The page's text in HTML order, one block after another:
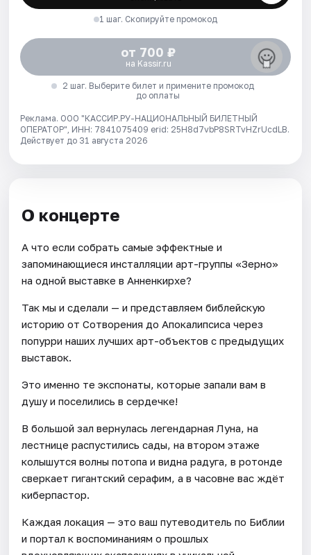
1 шаг. Скопируйте промокод
от 700 ₽
на Kassir.ru
2 шаг. Выберите билет и примените промокод
до оплаты
Реклама. ООО "КАССИР.РУ-НАЦИОНАЛЬНЫЙ БИЛЕТНЫЙ
ОПЕРАТОР", ИНН: 7841075409 erid: 25H8d7vbP8SRTvHZrUcdLB.
Действует до 31 августа 2026
О концерте
А что если собрать самые эффектные и
запоминающиеся инсталляции арт-группы «Зерно»
на одной выставке в Анненкирхе?
Так мы и сделали — и представляем библейскую
историю от Сотворения до Апокалипсиса через
попурри наших лучших арт-объектов с предыдущих
выставок.
Это именно те экспонаты, которые запали вам в
душу и поселились в сердечке!
В большой зал вернулась легендарная Луна, на
лестнице распустились сады, на втором этаже
колышутся волны потопа и видна радуга, в ротонде
сверкает гигантский серафим, а в часовне вас ждёт
киберпастор.
Каждая локация — это ваш путеводитель по Библии
и портал к воспоминаниям о прошлых